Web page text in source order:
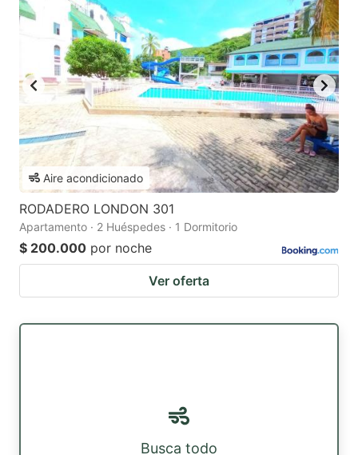
Aire acondicionado
RODADERO LONDON 301
Apartamento · 2 Huéspedes · 1 Dormitorio
$ 200.000 por noche
Ver oferta
Busca todo